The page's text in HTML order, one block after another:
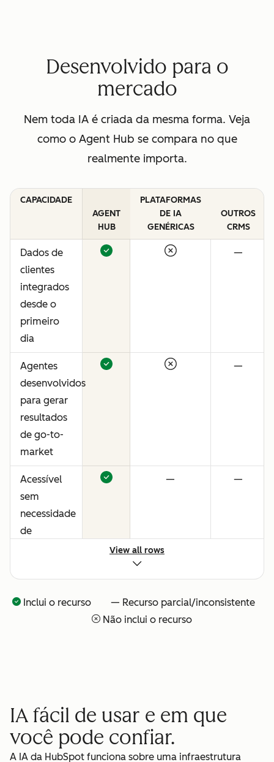
Desenvolvido para o
mercado
Nem toda IA é criada da mesma forma. Veja
como o Agent Hub se compara no que
realmente importa.
CAPACIDADE
AGENT
HUB
PLATAFORMAS
DE IA
GENÉRICAS
OUTROS
CRMS
Dados de
clientes
integrados
desde o
primeiro
dia
—
Agentes
desenvolvidos
para gerar
resultados
de go-to-
market
—
Acessível
sem
necessidade
de
configuração
técnica
— —
fazendo
—
Pague
apenas
—
View all rows
Inclui o recurso — Recurso parcial/inconsistente
Não inclui o recurso
IA fácil de usar e em que
você pode confiar.
A IA da HubSpot funciona sobre uma infraestrutura